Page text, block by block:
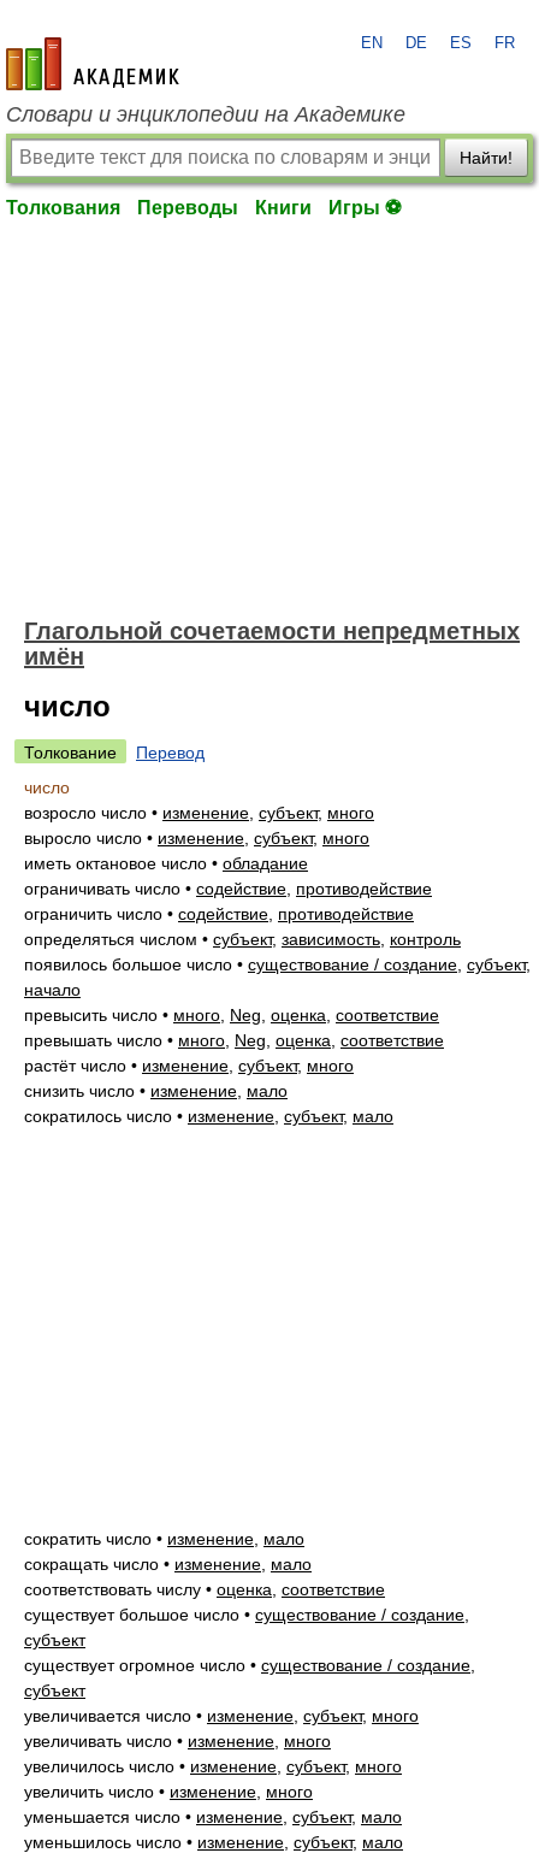
academic.ru
EN DE ES FR
Словари и энциклопедии на Академике
Найти!
Толкования Переводы Книги Игры ⚽
Глагольной сочетаемости непредметных
имён
число
Толкование
Перевод
число
возросло число • изменение субъект, много
выросло число • изменение субъект, много
иметь октановое число • обладание
ограничивать число • содействие противодействие
ограничить число • содействие противодействие
определяться числом • субъект, зависимость контроль
появилось большое число • существование / создание субъект,
начало
превысить число • много Neg оценка соответствие
превышать число • много Neg оценка соответствие
растёт число • изменение субъект, много
снизить число • изменение мало
сократилось число • изменение субъект, мало
сократить число • изменение мало
сокращать число • изменение мало
соответствовать числу • оценка соответствие
существует большое число • существование / создание
субъект
существует огромное число • существование / создание
субъект
увеличивается число • изменение субъект, много
увеличивать число • изменение много
увеличилось число • изменение субъект, много
увеличить число • изменение много
уменьшается число • изменение субъект, мало
уменьшилось число • изменение субъект, мало